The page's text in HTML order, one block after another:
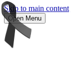
Skip to main content
Open Menu